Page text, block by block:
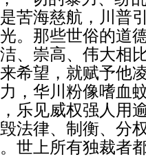
苦海慈航，川普
。那些世俗的道
、崇高、伟大相
望，就赋予他
，华川粉像嗜血
乐见威权强人用
法律、制衡、分
世上所有独裁者